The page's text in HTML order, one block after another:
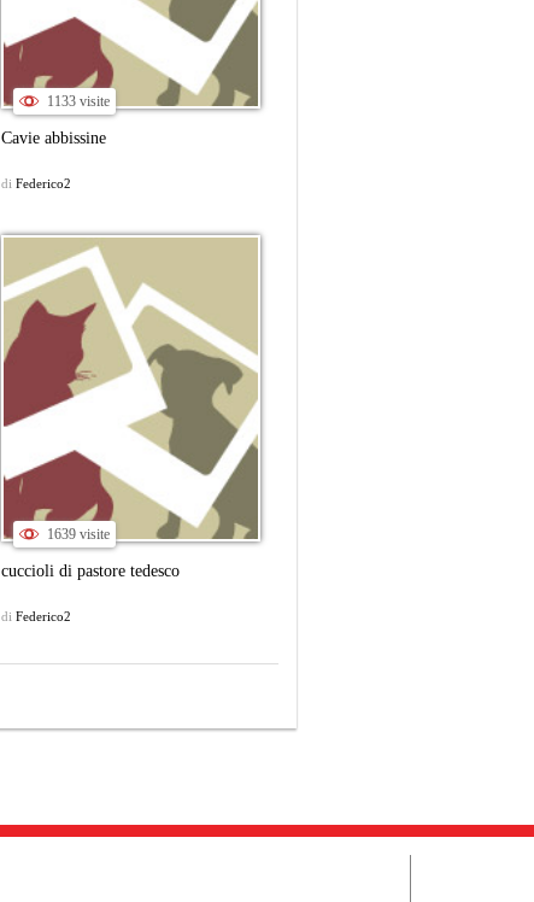
1133 visite
Cavie abbissine
di Federico2
1639 visite
cuccioli di pastore tedesco
di Federico2